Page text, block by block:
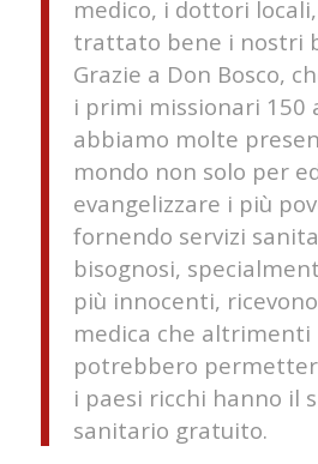
medico, i dottori
trattato bene i nostri
Grazie a Don Bosco,
i primi missionari 150
abbiamo molte
mondo non solo per
evangelizzare i più
fornendo servizi
bisognosi,
più innocenti, ricevono
medica che altrimenti
potrebbero
i paesi ricchi hanno il
sanitario gratuito.